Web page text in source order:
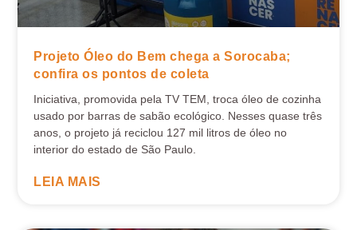
Projeto Óleo do Bem chega a Sorocaba;
confira os pontos de coleta
Iniciativa, promovida pela TV TEM, troca óleo de cozinha
usado por barras de sabão ecológico. Nesses quase três
anos, o projeto já reciclou 127 mil litros de óleo no
interior do estado de São Paulo.
LEIA MAIS